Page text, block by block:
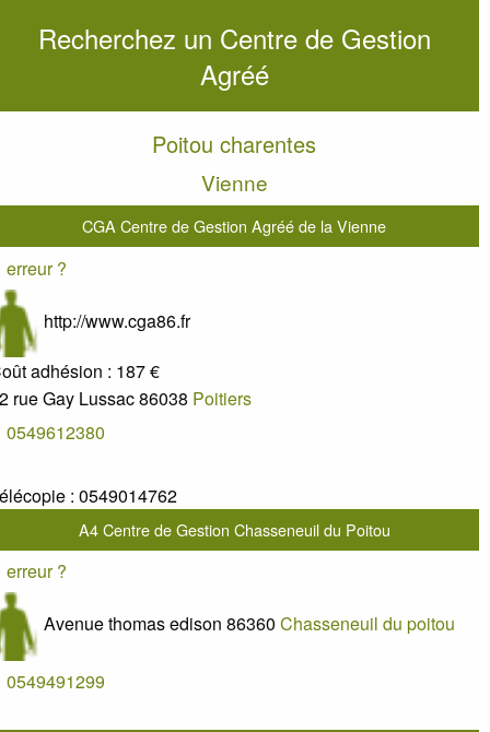
Recherchez un Centre de Gestion
Agréé
Poitou charentes
Vienne
CGA Centre de Gestion Agréé de la Vienne
erreur ?
http://www.cga86.fr
adhésion : 187 €
rue Gay Lussac86038 Poitiers
0549612380
: 0549014762
A4 Centre de Gestion Chasseneuil du Poitou
erreur ?
Avenue thomas edison 86360 Chasseneuil du poitou
0549491299